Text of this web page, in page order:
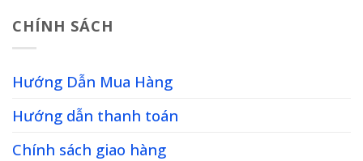
CHÍNH SÁCH
Hướng Dẫn Mua Hàng
Hướng dẫn thanh toán
Chính sách giao hàng